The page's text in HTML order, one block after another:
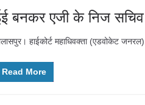
बनकर एजी के निज
हाईकोर्ट महाधिवक्ता (एडवोकेट
Read More